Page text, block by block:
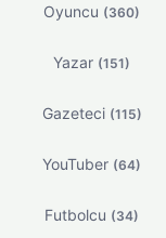
Oyuncu (360)
Yazar (151)
Gazeteci (115)
YouTuber (64)
Futbolcu (34)